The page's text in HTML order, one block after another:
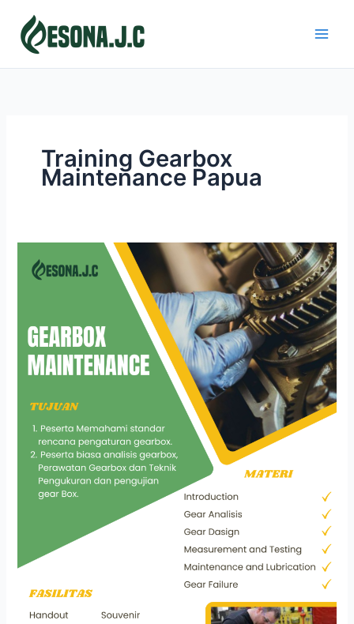
content
Training Gearbox
Maintenance Papua
MAINTENANCE